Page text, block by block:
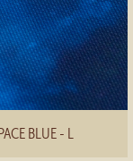
BLUE - L